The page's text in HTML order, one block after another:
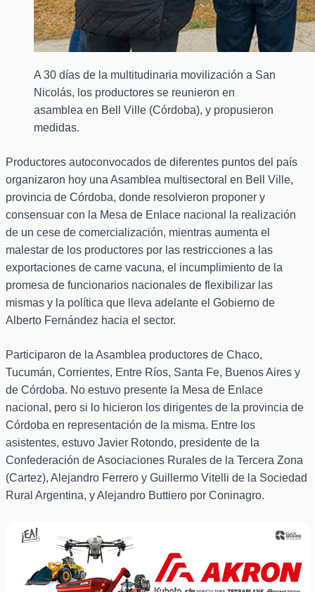
A 30 días de la multitudinaria movilización a San
Nicolás, los productores se reunieron en
asamblea en Bell Ville (Córdoba), y propusieron
medidas.
Productores autoconvocados de diferentes puntos del país
organizaron hoy una Asamblea multisectoral en Bell Ville,
provincia de Córdoba, donde resolvieron proponer y
consensuar con la Mesa de Enlace nacional la realización
de un cese de comercialización, mientras aumenta el
malestar de los productores por las restricciones a las
exportaciones de carne vacuna, el incumplimiento de la
promesa de funcionarios nacionales de flexibilizar las
mismas y la política que lleva adelante el Gobierno de
Alberto Fernández hacia el sector.
Participaron de la Asamblea productores de Chaco,
Tucumán, Corrientes, Entre Ríos, Santa Fe, Buenos Aires y
de Córdoba. No estuvo presente la Mesa de Enlace
nacional, pero si lo hicieron los dirigentes de la provincia de
Córdoba en representación de la misma. Entre los
asistentes, estuvo Javier Rotondo, presidente de la
Confederación de Asociaciones Rurales de la Tercera Zona
(Cartez), Alejandro Ferrero y Guillermo Vitelli de la Sociedad
Rural Argentina, y Alejandro Buttiero por Coninagro.